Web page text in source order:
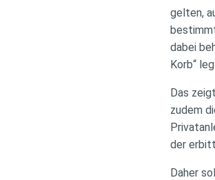
gelten,
dabei
Korb“
Das
zudem
der
Daher